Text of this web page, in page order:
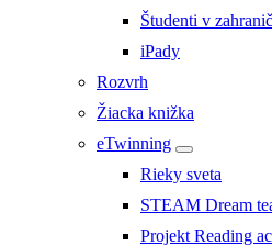
Študenti v
iPady
Rozvrh
Žiacka knižka
eTwinning
Rieky sveta
STEAM Dream
Projekt Reading